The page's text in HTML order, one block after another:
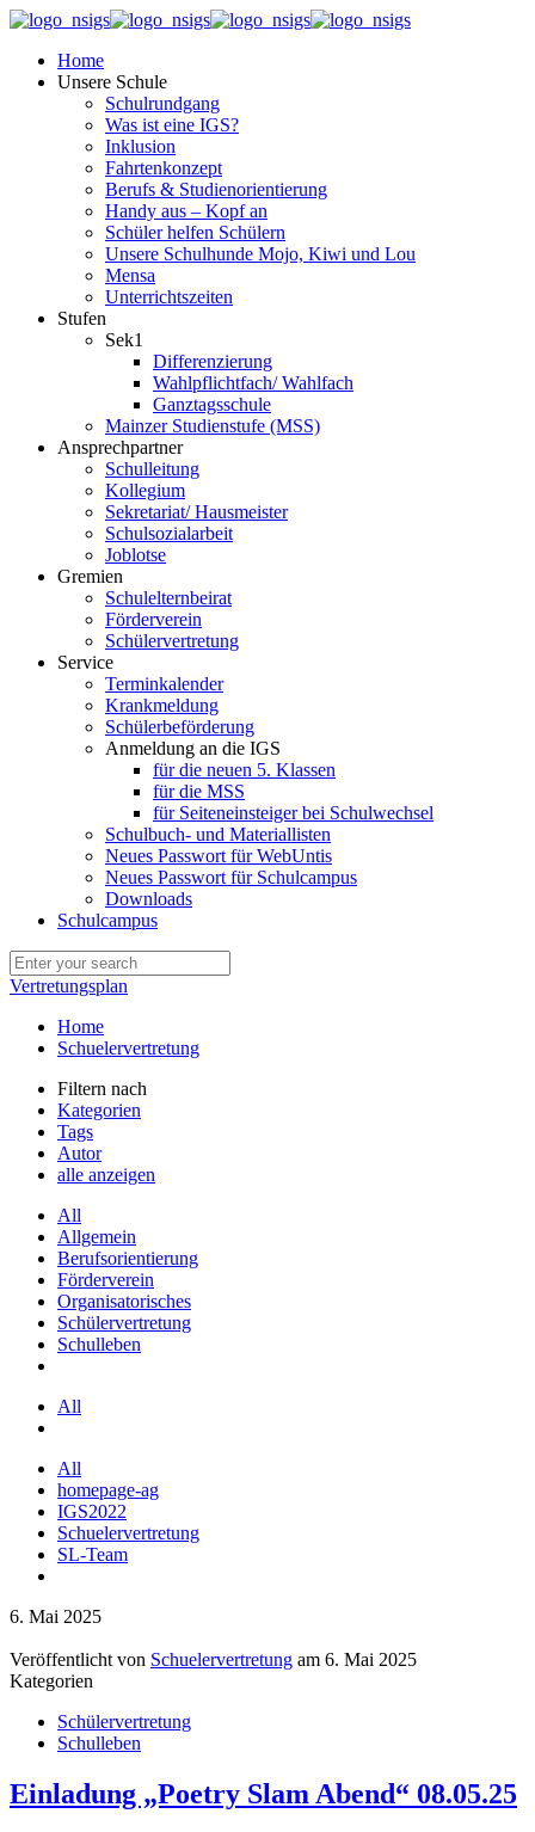
Home
Unsere Schule
Schulrundgang
Was ist eine IGS?
Inklusion
Fahrtenkonzept
Berufs & Studienorientierung
Handy aus – Kopf an
Schüler helfen Schülern
Unsere Schulhunde Mojo, Kiwi und Lou
Mensa
Unterrichtszeiten
Stufen
Sek1
Differenzierung
Wahlpflichtfach/ Wahlfach
Ganztagsschule
Mainzer Studienstufe (MSS)
Ansprechpartner
Schulleitung
Kollegium
Sekretariat/ Hausmeister
Schulsozialarbeit
Joblotse
Gremien
Schulelternbeirat
Förderverein
Schülervertretung
Service
Terminkalender
Krankmeldung
Schülerbeförderung
Anmeldung an die IGS
für die neuen 5. Klassen
für die MSS
für Seiteneinsteiger bei Schulwechsel
Schulbuch- und Materiallisten
Neues Passwort für WebUntis
Neues Passwort für Schulcampus
Downloads
Schulcampus
Vertretungsplan
Home
Schuelervertretung
Filtern nach
Kategorien
Tags
Autor
alle anzeigen
All
Allgemein
Berufsorientierung
Förderverein
Organisatorisches
Schülervertretung
Schulleben
All
All
homepage-ag
IGS2022
Schuelervertretung
SL-Team
6. Mai 2025
Veröffentlicht von Schuelervertretung am 6. Mai 2025
Kategorien
Schülervertretung
Schulleben
Einladung „Poetry Slam Abend“ 08.05.25